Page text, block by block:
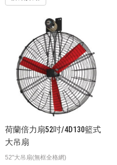
荷蘭倍力扇52吋/4D130籃式
大吊扇
52"大吊扇(無框全格網)